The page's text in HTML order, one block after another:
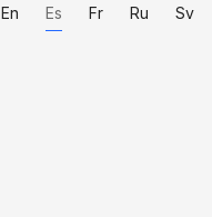
En Es Fr Ru Sv